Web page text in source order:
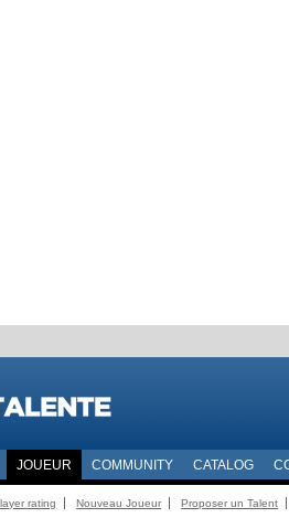
JOUEUR COMMUNITY CATALOG
rating Nouveau Joueur
Proposer un Talent